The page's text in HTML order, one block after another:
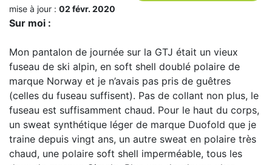
mise à jour : 02 févr. 2020
Sur moi :
Mon pantalon de journée sur la GTJ était un vieux
fuseau de ski alpin, en soft shell doublé polaire de
marque Norway et je n’avais pas pris de guêtres
(celles du fuseau suffisent). Pas de collant non plus, le
fuseau est suffisamment chaud. Pour le haut du corps,
un sweat synthétique léger de marque Duofold que je
traine depuis vingt ans, un autre sweat en polaire très
chaud, une polaire soft shell imperméable, tous les